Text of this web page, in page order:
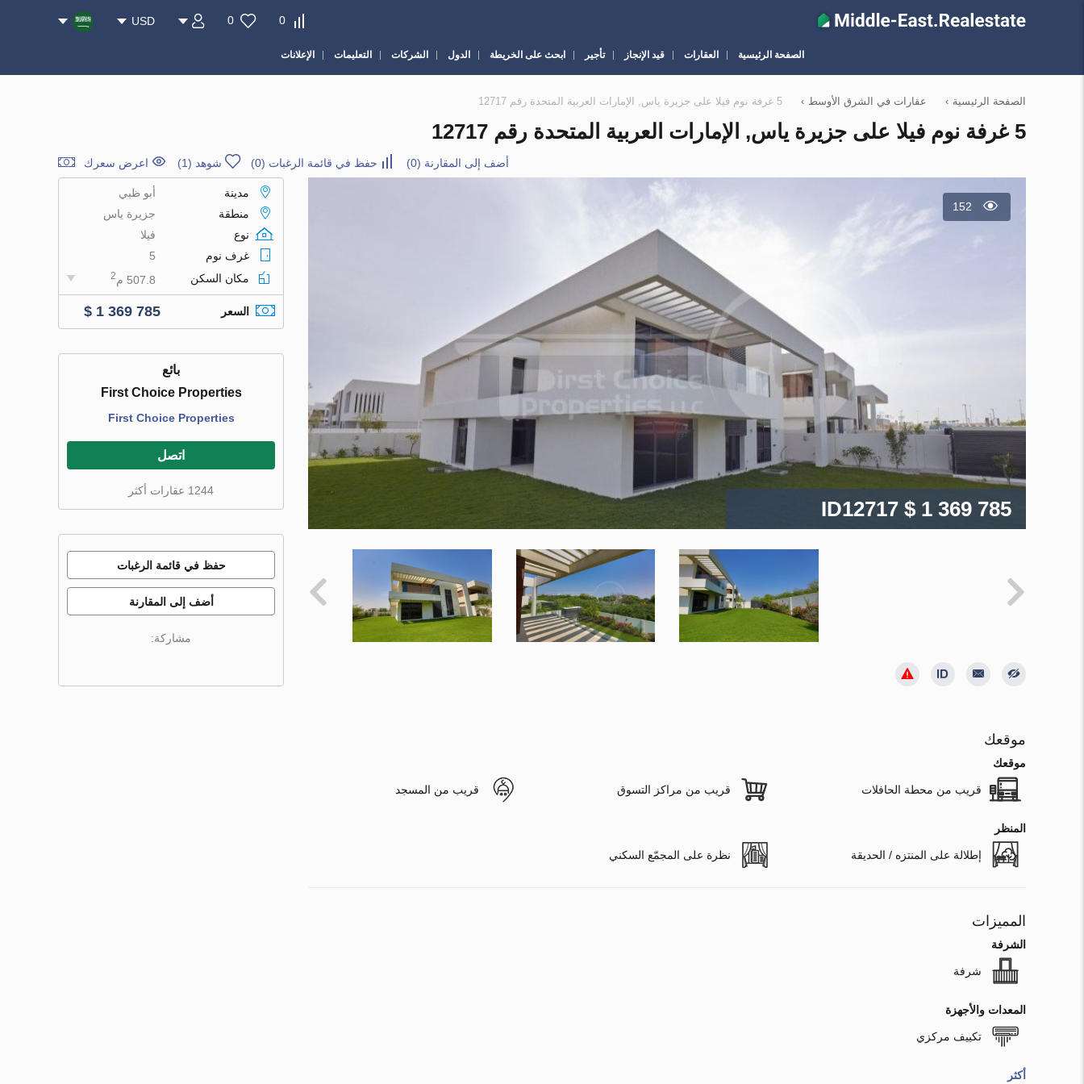
0
0
USD
الصفحة الرئيسية العقارات قيد الإنجاز تأجير ابحث على الخريطة الدول الشركات التعليمات الإعلانات
الصفحة الرئيسية › عقارات في الشرق الأوسط › 5 غرفة نوم فيلا على جزيرة ياس, الإمارات العربية المتحدة رقم 12717
5 غرفة نوم فيلا على جزيرة ياس, الإمارات العربية المتحدة رقم 12717
أضف إلى المقارنة (
0
) حفظ في قائمة الرغبات (
0
) شوهد (1) اعرض سعرك
152
ID12717 $ 1 369 785
موقعك
موقعك
قريب من محطة الحافلات قريب من مراكز التسوق قريب من المسجد
المنظر
إطلالة على المنتزه / الحديقة نظرة على المجمّع السكني
المميزات
الشرفة
شرفة
المعدات والأجهزة
تكييف مركزي
أكثر
مدينة
أبو ظبي
منطقة
جزيرة ياس
نوع
فيلا
غرف نوم
5
مكان السكن
507.8 م 2
السعر $ 1 369 785
بائع
First Choice Properties
First Choice Properties
اتصل
1244 عقارات أكثر
حفظ في قائمة الرغبات
أضف إلى المقارنة
مشاركة: